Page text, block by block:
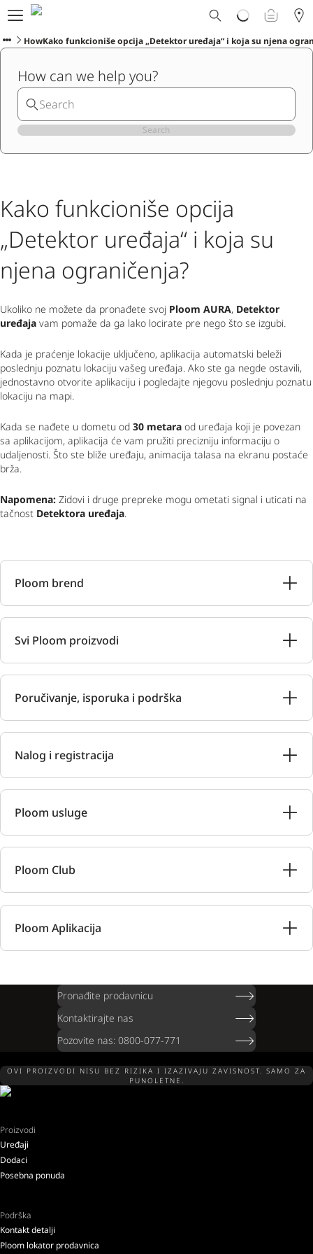
Ploom svet
E-shop
Ploom Club
Formular za prijavljivanje
Korisnička podrška
Blog
SRPSKI
HowKako funkcioniše opcija „Detektor uređaja“ i koja su njena
How can we help you?
Search
Kako funkcioniše opcija
„Detektor uređaja“ i koja su
njena ograničenja?
Ukoliko ne možete da pronađete svoj Ploom AURA, Detektor
uređaja vam pomaže da ga lako locirate pre nego što se izgubi.
Kada je praćenje lokacije uključeno, aplikacija automatski beleži
poslednju poznatu lokaciju vašeg uređaja. Ako ste ga negde ostavili,
jednostavno otvorite aplikaciju i pogledajte njegovu poslednju poznatu
lokaciju na mapi.
Kada se nađete u dometu od 30 metara od uređaja koji je povezan
sa aplikacijom, aplikacija će vam pružiti precizniju informaciju o
udaljenosti. Što ste bliže uređaju, animacija talasa na ekranu postaće
brža.
Napomena: Zidovi i druge prepreke mogu ometati signal i uticati na
tačnost Detektora uređaja.
Ploom brend
Svi Ploom proizvodi
Poručivanje, isporuka i podrška
Nalog i registracija
Ploom usluge
Ploom Club
Ploom Aplikacija
Pronađite prodavnicu
Kontaktirajte nas
Pozovite nas: 0800-077-771
OVI PROIZVODI NISU BEZ RIZIKA I IZAZIVAJU ZAVISNOST. SAMO ZA
PUNOLETNE.
Proizvodi
Uređaji
Dodaci
Posebna ponuda
Podrška
Kontakt detalji
Ploom lokator prodavnica